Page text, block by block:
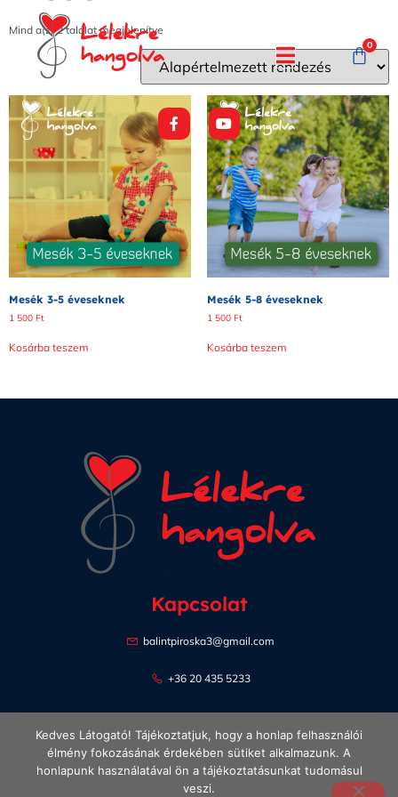
0
Mind a(z) 2 találat megjelenítve
Mesék 3-5 éveseknek
1 500 Ft
Kosárba teszem
Mesék 5-8 éveseknek
1 500 Ft
Kosárba teszem
Kapcsolat
balintpiroska3@gmail.com
+36 20 435 5233
Kedves Látogató! Tájékoztatjuk, hogy a honlap felhasználói
élmény fokozásának érdekében sütiket alkalmazunk. A
honlapunk használatával ön a tájékoztatásunkat tudomásul
veszi.